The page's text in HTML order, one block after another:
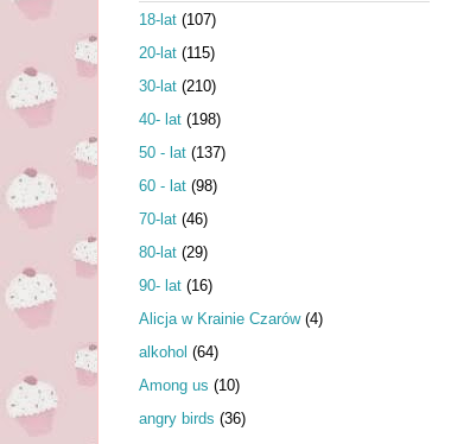
18-lat (107)
20-lat (115)
30-lat (210)
40- lat (198)
50 - lat (137)
60 - lat (98)
70-lat (46)
80-lat (29)
90- lat (16)
Alicja w Krainie Czarów (4)
alkohol (64)
Among us (10)
angry birds (36)